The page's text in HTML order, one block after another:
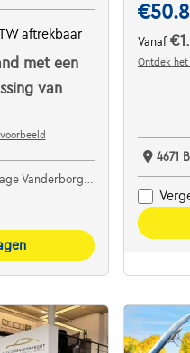
aftrekbaar
met een
van
Vanderborght Rotselaar
Vanaf
Ontdek
4671